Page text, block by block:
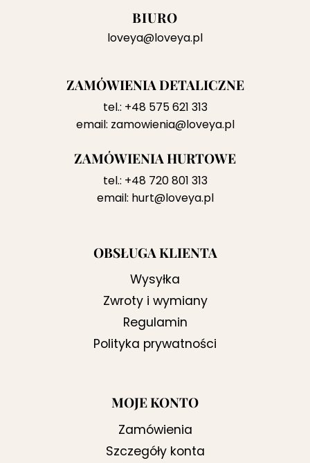
BIURO
loveya@loveya.pl
ZAMÓWIENIA DETALICZNE
tel.: +48 575 621 313
email: zamowienia@loveya.pl
ZAMÓWIENIA HURTOWE
tel.: +48 720 801 313
email: hurt@loveya.pl
OBSŁUGA KLIENTA
Wysyłka
Zwroty i wymiany
Regulamin
Polityka prywatności
MOJE KONTO
Zamówienia
Szczegóły konta